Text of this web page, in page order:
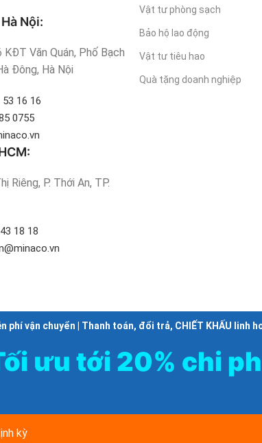
Nội:
Văn Quán, Phố Bạch
Đông, Hà Nội
53 16 16
0755
Riêng, P. Thới An, TP.
18 18
Vật tư phòng sạch
Bảo hộ lao động
Vật tư tiêu hao
Quà tặng doanh nghiệp
phí vận chuyển | Thanh toán, đổi trả, CHIẾT KHẤU linh
ưu tới 20% chi
kỳ